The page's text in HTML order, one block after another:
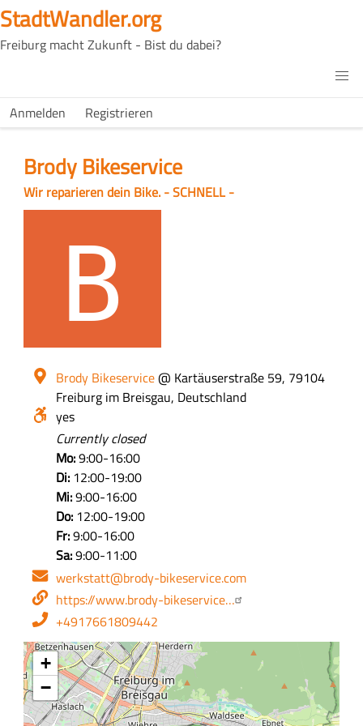
Direkt
zum
Inhalt
StadtWandler.org
Freiburg macht Zukunft - Bist du dabei?
Main
H4C
USER
Anmelden Registrieren
Brody Bikeservice
Slogan
Wir reparieren dein Bike. - SCHNELL -
Ort
Brody Bikeservice@ Kartäuserstraße 59, 79104
Freiburg im Breisgau, Deutschland
Barrierefrei?
yes
Öffnungszeiten
Currently closed
Mo:9:00-16:00
Di: 12:00-19:00
Mi:9:00-16:00
Do: 12:00-19:00
Fr:9:00-16:00
Sa:9:00-11:00
E-
Mail-
Adresse
werkstatt@brody-bikeservice.com
Webseite
https://www.brody-bikeservice…
Telefon
+4917661809442
+
−